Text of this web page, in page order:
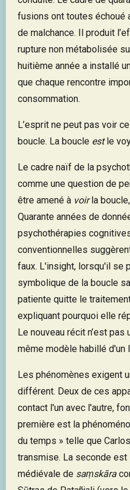
fusions ont toutes échoué
de malchance. Il produit
rupture non métabolisée
huitième année a installé
que chaque rencontre
consommation.
L’esprit ne peut pas voir
boucle. La boucle estle
Le cadre naïf de la
comme une question de
être amené à voirla
Quarante années de
psychothérapies
conventionnelles
faux. L'insight, lorsqu'il se
symbolique de la boucle
patiente quitte le
expliquant pourquoi elle
Le nouveau récit n’est
même modèle habillé d'un
Les phénomènes exigent
différent. Deux de ces
contact l'un avec l'autre,
première est la
du temps » telle que
transmise. La seconde
médiévale de saṃskāra